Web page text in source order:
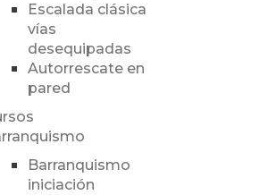
Escalada clásica
vías
desequipadas
Autorrescate en
pared
Barranquismo
iniciación